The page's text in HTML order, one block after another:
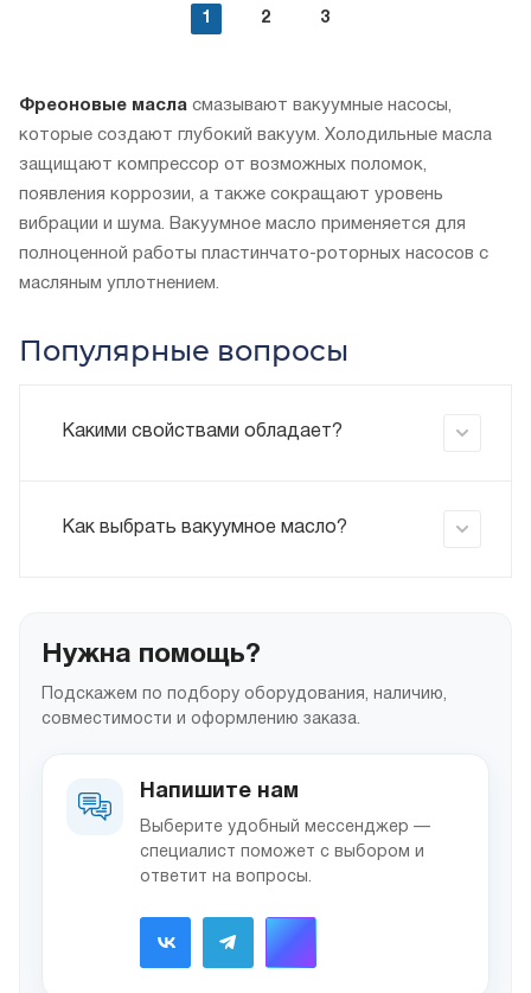
1 2 3
Фреоновые масла смазывают вакуумные насосы,
которые создают глубокий вакуум. Холодильные масла
защищают компрессор от возможных поломок,
появления коррозии, а также сокращают уровень
вибрации и шума. Вакуумное масло применяется для
полноценной работы пластинчато-роторных насосов с
масляным уплотнением.
Популярные вопросы
Какими свойствами обладает?
Как выбрать вакуумное масло?
Нужна помощь?
Подскажем по подбору оборудования, наличию,
совместимости и оформлению заказа.
Напишите нам
Выберите удобный мессенджер —
специалист поможет с выбором и
ответит на вопросы.